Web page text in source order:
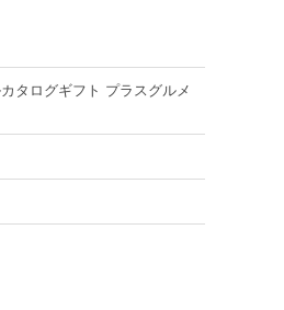
タログギフト プラスグルメ